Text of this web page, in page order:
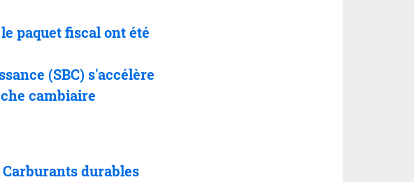
paquet fiscal ont été
(SBC) s'accélère
cambiaire
durables